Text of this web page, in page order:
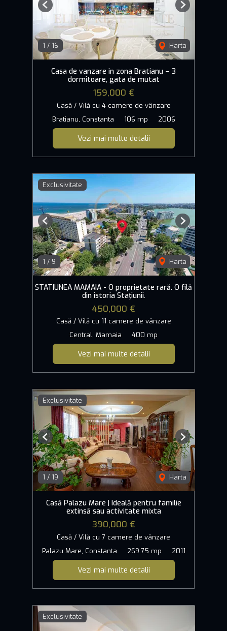
1 / 16 Harta
Previous Next
Casa de vanzare in zona Bratianu – 3
dormitoare, gata de mutat
159,000 €
Casă / Vilă cu 4 camere de vânzare
Bratianu, Constanta
106 mp 2006
Vezi mai multe detalii
Exclusivitate
1 / 9 Harta
Previous Next
STATIUNEA MAMAIA - O proprietate rară. O filă
din istoria Stațiunii.
450,000 €
Casă / Vilă cu 11 camere de vânzare
Central, Mamaia
400 mp
Vezi mai multe detalii
Exclusivitate
1 / 19 Harta
Previous Next
Casă Palazu Mare | Ideală pentru familie
extinsă sau activitate mixta
390,000 €
Casă / Vilă cu 7 camere de vânzare
Palazu Mare, Constanta
269.75 mp 2011
Vezi mai multe detalii
Exclusivitate